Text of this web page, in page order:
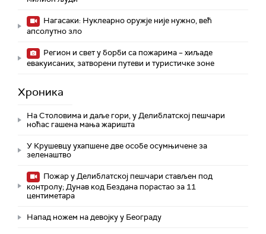
Нагасаки: Нуклеарно оружје није нужно, већ
апсолутно зло
Регион и свет у борби са пожарима – хиљаде
евакуисаних, затворени путеви и туристичке зоне
Хроника
На Столовима и даље гори, у Делиблатској пешчари
ноћас гашена мања жаришта
У Крушевцу ухапшене две особе осумњичене за
зеленаштво
Пожар у Делиблатској пешчари стављен под
контролу; Дунав код Бездана порастао за 11
центиметара
Напад ножем на девојку у Београду